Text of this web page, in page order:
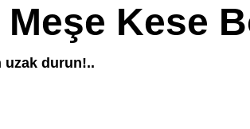
Kese
uzak durun!..